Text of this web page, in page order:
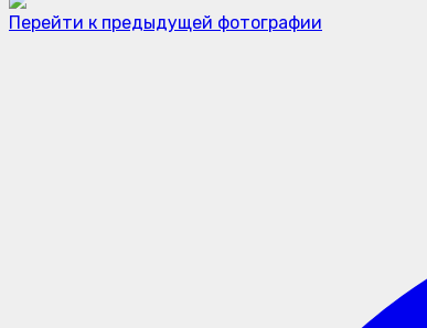
Перейти к предыдущей фотографии